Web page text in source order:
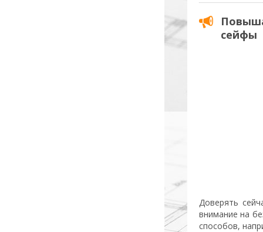
сейфы
Доверять
внимание на
способов,